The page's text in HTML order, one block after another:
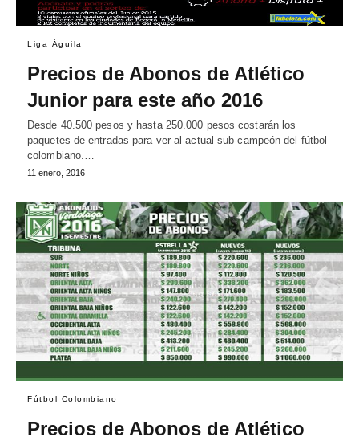
Liga Águila
Precios de Abonos de Atlético
Junior para este año 2016
Desde 40.500 pesos y hasta 250.000 pesos costarán los
paquetes de entradas para ver al actual sub-campeón del fútbol
colombiano.…
11 enero, 2016
Fútbol Colombiano
Precios de Abonos de Atlético